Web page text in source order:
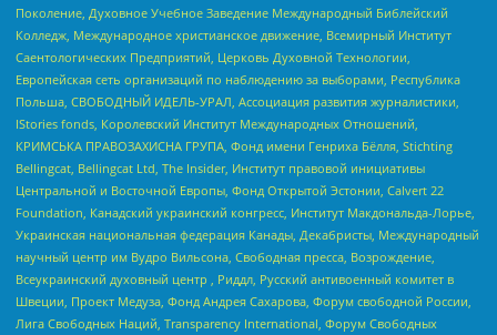
Поколение, Духовное Учебное Заведение Международный Библейский
Колледж, Международное христианское движение, Всемирный Институт
Саентологических Предприятий, Церковь Духовной Технологии,
Европейская сеть организаций по наблюдению за выборами, Республика
Польша, СВОБОДНЫЙ ИДЕЛЬ-УРАЛ, Ассоциация развития журналистики,
IStories fonds, Королевский Институт Международных Отношений,
КРИМСЬКА ПРАВОЗАХИСНА ГРУПА, Фонд имени Генриха Бёлля, Stichting
Bellingcat, Bellingcat Ltd, The Insider, Институт правовой инициативы
Центральной и Восточной Европы, Фонд Открытой Эстонии, Calvert 22
Foundation, Канадский украинский конгресс, Институт Макдональда-Лорье,
Украинская национальная федерация Канады, Декабристы, Международный
научный центр им Вудро Вильсона, Свободная пресса, Возрождение,
Всеукраинский духовный центр , Риддл, Русский антивоенный комитет в
Швеции, Проект Медуза, Фонд Андрея Сахарова, Форум свободной России,
Лига Свободных Наций, Transparеncy International, Форум Свободных